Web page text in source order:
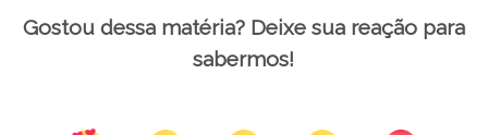
Gostou dessa matéria? Deixe sua reação para
sabermos!